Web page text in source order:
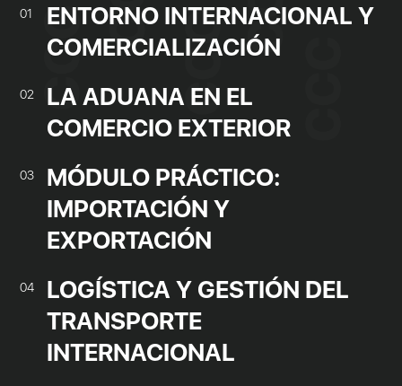
01
ENTORNO INTERNACIONAL Y
COMERCIALIZACIÓN
02
LA ADUANA EN EL
COMERCIO EXTERIOR
03
MÓDULO PRÁCTICO:
IMPORTACIÓN Y
EXPORTACIÓN
04
LOGÍSTICA Y GESTIÓN DEL
TRANSPORTE
INTERNACIONAL